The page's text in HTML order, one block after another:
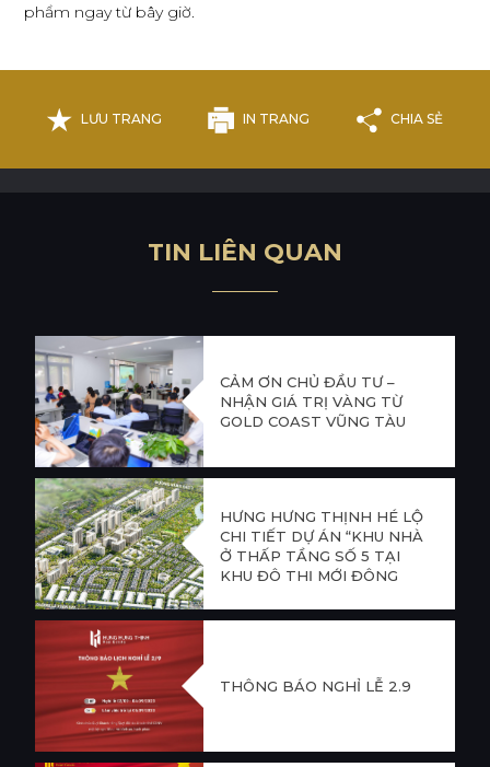
phẩm ngay từ bây giờ.
LƯU TRANG IN TRANG CHIA SẺ
TIN LIÊN QUAN
CẢM ƠN CHỦ ĐẦU TƯ –
NHẬN GIÁ TRỊ VÀNG TỪ
GOLD COAST VŨNG TÀU
HƯNG HƯNG THỊNH HÉ LỘ
CHI TIẾT DỰ ÁN “KHU NHÀ
Ở THẤP TẦNG SỐ 5 TẠI
KHU ĐÔ THỊ MỚI ĐÔNG
THÔNG BÁO NGHỈ LỄ 2.9